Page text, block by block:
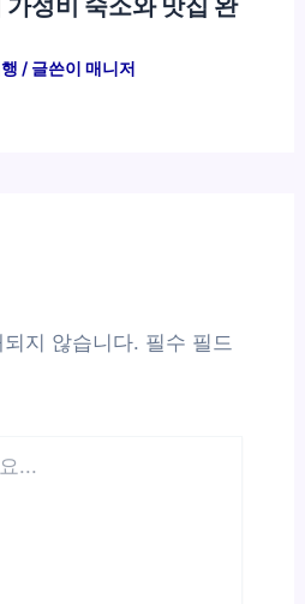
성비 숙소와 맛집 완
/ 글쓴이 매니저
지 않습니다. 필수 필드